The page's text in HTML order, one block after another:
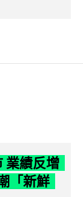
業績反增
「新鮮